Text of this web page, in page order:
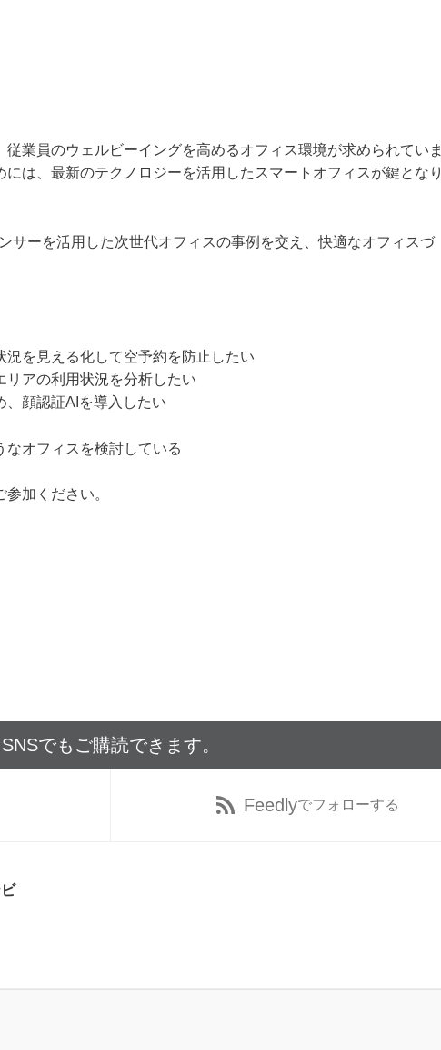
業員のウェルビーイングを高めるオフィス環境が求められていま
は、最新のテクノロジーを活用したスマートオフィスが鍵となり
サーを活用した次世代オフィスの事例を交え、快適なオフィスづ
況を見える化して空予約を防止したい
リアの利用状況を分析したい
、顔認証AIを導入したい
なオフィスを検討している
加ください。
SNSでもご購読できます。
Feedlyでフォローする